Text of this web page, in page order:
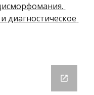
диагностическое